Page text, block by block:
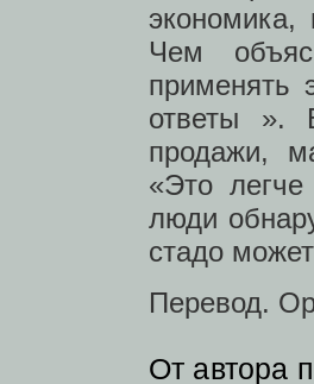
Чем
применять
ответы ».
продажи,
«Это
люди
стадо
Перевод.
От автора